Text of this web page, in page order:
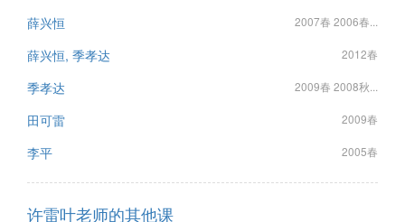
薛兴恒 2007春 2006春...
薛兴恒, 季孝达 2012春
季孝达 2009春 2008秋...
田可雷 2009春
李平 2005春
许雷叶老师的其他课